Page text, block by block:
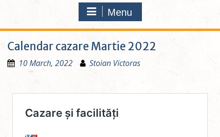
Menu
Calendar cazare Martie 2022
10 March, 2022 Stoian Victoras